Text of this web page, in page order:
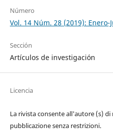
Número
Vol. 14 Núm. 28 (2019): Enero-
Sección
Artículos de investigación
Licencia
La rivista consente all'autore (s)
pubblicazione senza restrizioni.